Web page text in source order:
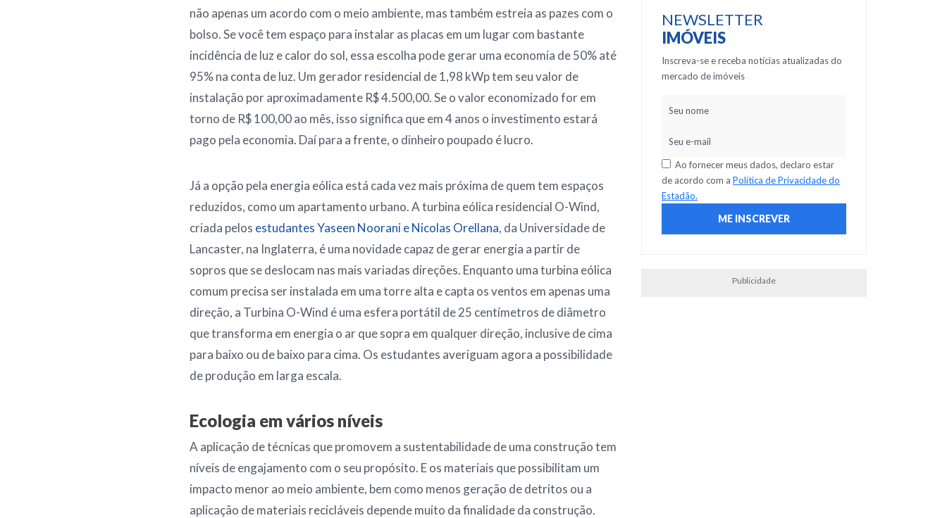
não apenas um acordo com o meio ambiente, mas também estreia as pazes com o
bolso. Se você tem espaço para instalar as placas em um lugar com bastante
incidência de luz e calor do sol, essa escolha pode gerar uma economia de 50% até
95% na conta de luz. Um gerador residencial de 1,98 kWp tem seu valor de
instalação por aproximadamente R$ 4.500,00. Se o valor economizado for em
torno de R$ 100,00 ao mês, isso significa que em 4 anos o investimento estará
pago pela economia. Daí para a frente, o dinheiro poupado é lucro.
Já a opção pela energia eólica está cada vez mais próxima de quem tem espaços
reduzidos, como um apartamento urbano. A turbina eólica residencial O-Wind,
criada pelos estudantes Yaseen Noorani e Nicolas Orellana, da Universidade de
Lancaster, na Inglaterra, é uma novidade capaz de gerar energia a partir de
sopros que se deslocam nas mais variadas direções. Enquanto uma turbina eólica
comum precisa ser instalada em uma torre alta e capta os ventos em apenas uma
direção, a Turbina O-Wind é uma esfera portátil de 25 centímetros de diâmetro
que transforma em energia o ar que sopra em qualquer direção, inclusive de cima
para baixo ou de baixo para cima. Os estudantes averiguam agora a possibilidade
de produção em larga escala.
Ecologia em vários níveis
A aplicação de técnicas que promovem a sustentabilidade de uma construção tem
níveis de engajamento com o seu propósito. E os materiais que possibilitam um
impacto menor ao meio ambiente, bem como menos geração de detritos ou a
aplicação de materiais recicláveis depende muito da finalidade da construção.
NEWSLETTER
IMÓVEIS
Inscreva-se e receba notícias atualizadas do
mercado de imóveis
Ao fornecer meus dados, declaro estar
de acordo com a Política de Privacidade do
Estadão.
Publicidade